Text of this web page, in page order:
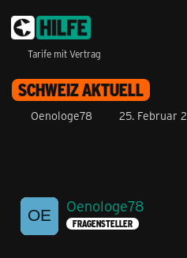
Tarife mit Vertrag
SCHWEIZ AKTUELL
Oenologe78 25. Februar
Oenologe78
FRAGENSTELLER